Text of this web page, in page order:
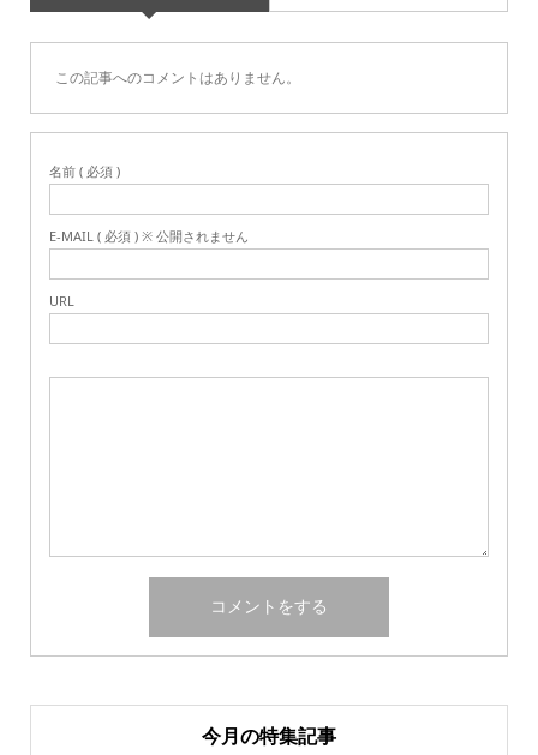
この記事へのコメントはありません。
名前 ( 必須 )
E-MAIL ( 必須 ) ※ 公開されません
URL
今月の特集記事